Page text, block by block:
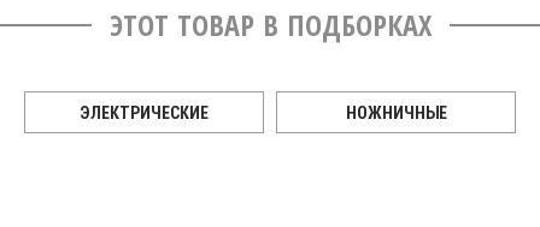
ЭТОТ ТОВАР В ПОДБОРКАХ
ЭЛЕКТРИЧЕСКИЕ НОЖНИЧНЫЕ